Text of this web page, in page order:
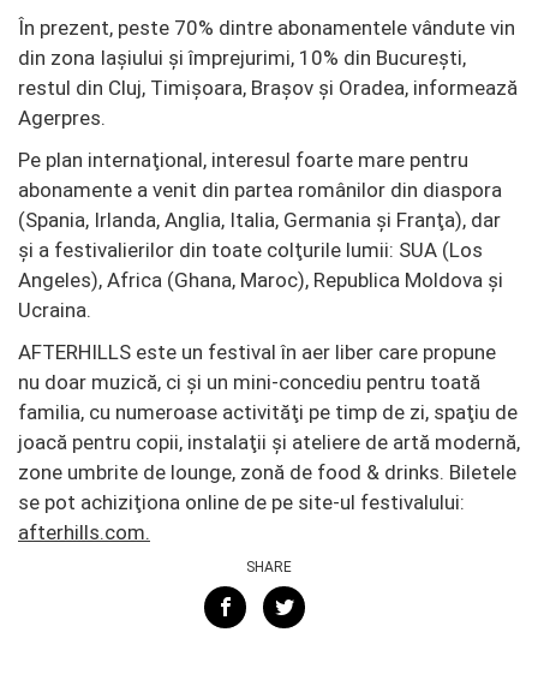
În prezent, peste 70% dintre abonamentele vândute vin
din zona Iaşiului şi împrejurimi, 10% din Bucureşti,
restul din Cluj, Timişoara, Braşov şi Oradea, informează
Agerpres.
Pe plan internaţional, interesul foarte mare pentru
abonamente a venit din partea românilor din diaspora
(Spania, Irlanda, Anglia, Italia, Germania şi Franţa), dar
şi a festivalierilor din toate colţurile lumii: SUA (Los
Angeles), Africa (Ghana, Maroc), Republica Moldova şi
Ucraina.
AFTERHILLS este un festival în aer liber care propune
nu doar muzică, ci şi un mini-concediu pentru toată
familia, cu numeroase activităţi pe timp de zi, spaţiu de
joacă pentru copii, instalaţii şi ateliere de artă modernă,
zone umbrite de lounge, zonă de food & drinks. Biletele
se pot achiziţiona online de pe site-ul festivalului:
afterhills.com.
SHARE